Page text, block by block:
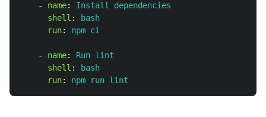
- name:
Install dependencies
shell :
bash
run: npm ci
- name:
Run lint
shell :
bash
run: npm run lint